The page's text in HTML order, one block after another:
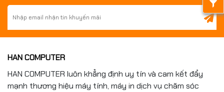
HAN COMPUTER
HAN COMPUTER luôn khẳng định uy tín và cam kết đẩy
mạnh thương hiệu máy tính, máy in dịch vụ chăm sóc